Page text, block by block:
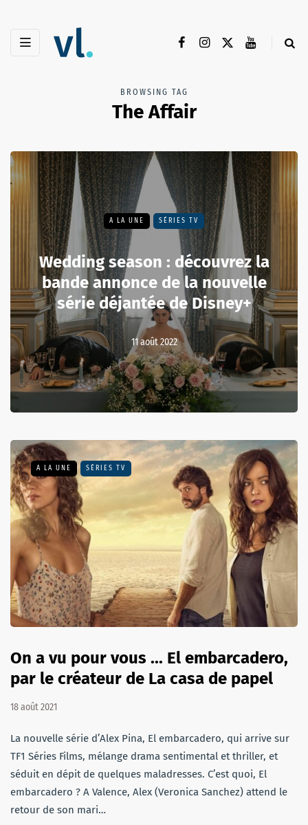
BROWSING TAG
The Affair
A LA UNE SÉRIES TV
Wedding season : découvrez la
bande annonce de la nouvelle
série déjantée de Disney+
11 août 2022
A LA UNE SÉRIES TV
On a vu pour vous ... El embarcadero,
par le créateur de La casa de papel
18 août 2021
La nouvelle série d’Alex Pina, El embarcadero, qui arrive sur
TF1 Séries Films, mélange drama sentimental et thriller, et
séduit en dépit de quelques maladresses. C’est quoi, El
embarcadero ? A Valence, Alex (Veronica Sanchez) attend le
retour de son mari…